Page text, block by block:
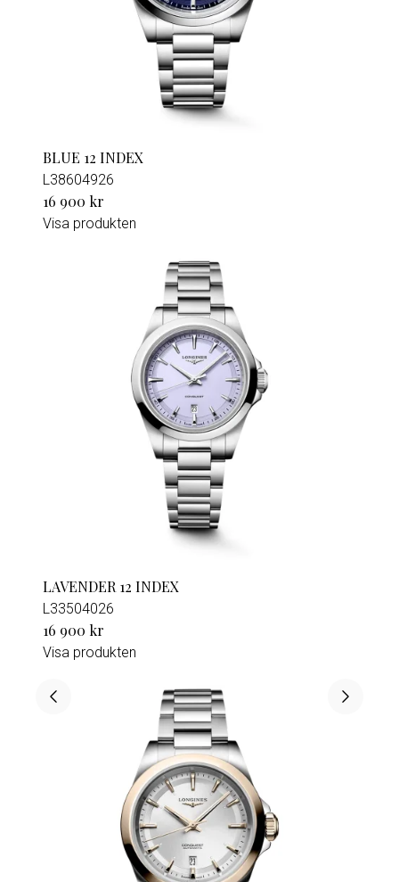
BLUE 12 INDEX
L38604926
16 900 kr
Visa produkten
LAVENDER 12 INDEX
L33504026
16 900 kr
Visa produkten